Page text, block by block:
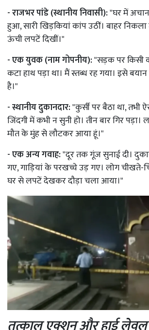
- राजभर पांडे (स्थानीय निवासी):"घर में
हुआ, सारी खिड़कियां कांप उठीं। बाहर
ऊंची लपटें दिखीं।"
- एक युवक (नाम गोपनीय):"सड़क पर किसी
कटा हाथ पड़ा था। मैं स्तब्ध रह गया। इसे
है।"
- स्थानीय दुकानदार:"कुर्सी पर बैठा था,
जिंदगी में कभी न सुनी हो। तीन बार गिर पड़ा।
मौत के मुंह से लौटकर आया हूं।"
- एक अन्य गवाह:"दूर तक गूंज सुनाई दी।
गए, गाड़ियां के परखच्चे उड़ गए। लोग चीखते-
घर से लपटें देखकर दौड़ा चला आया।"